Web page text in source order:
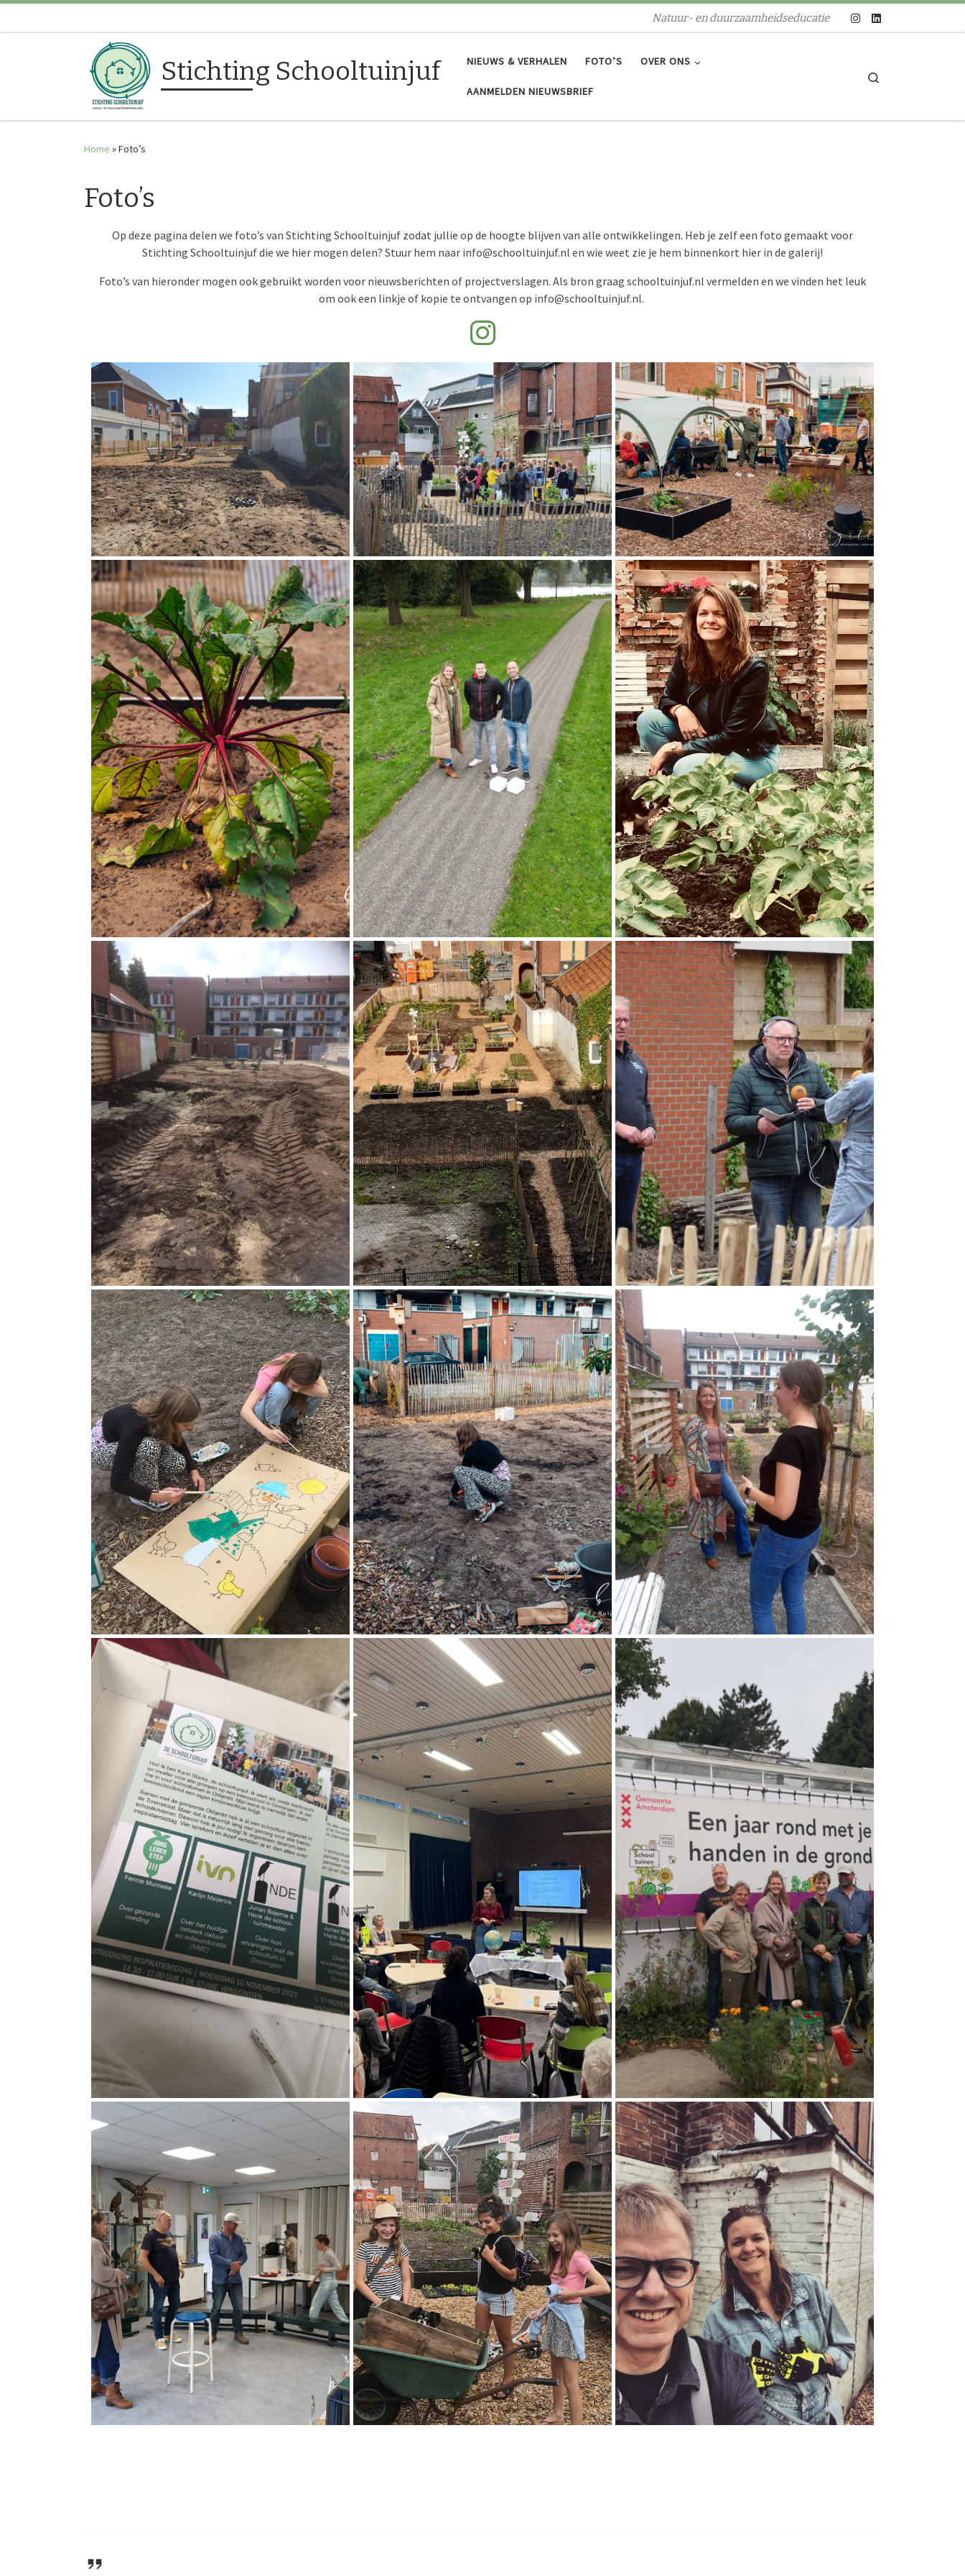
Natuur- en duurzaamheidseducatie
Stichting Schooltuinjuf NIEUWS & VERHALEN FOTO’S OVER ONS
AANMELDEN NIEUWSBRIEF
Home »Foto’s
Foto’s
Op deze pagina delen we foto’s van Stichting Schooltuinjuf zodat jullie op de hoogte blijven van alle ontwikkelingen. Heb je zelf een foto gemaakt voor
Stichting Schooltuinjuf die we hier mogen delen? Stuur hem naar info@schooltuinjuf.nl en wie weet zie je hem binnenkort hier in de galerij!
Foto’s van hieronder mogen ook gebruikt worden voor nieuwsberichten of projectverslagen. Als bron graag schooltuinjuf.nl vermelden en we vinden het leuk
om ook een linkje of kopie te ontvangen op info@schooltuinjuf.nl.